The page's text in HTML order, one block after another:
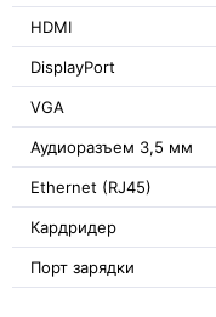
HDMI
DisplayPort
VGA
Аудиоразъем 3,5 мм
Ethernet (RJ45)
Кардридер
Порт зарядки